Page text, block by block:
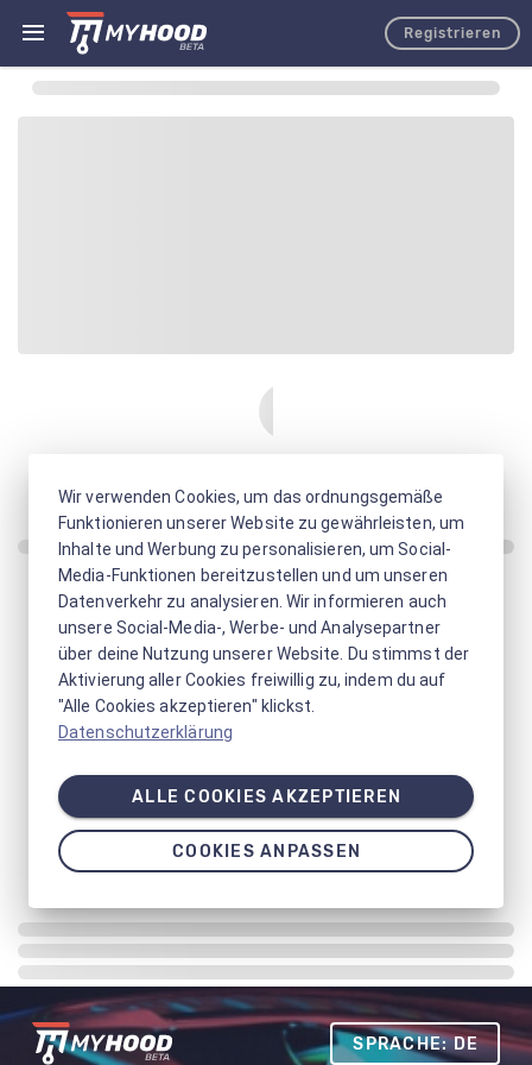
Registrieren
SPRACHE: DE
Wir verwenden Cookies, um das ordnungsgemäße
Funktionieren unserer Website zu gewährleisten, um
Inhalte und Werbung zu personalisieren, um Social-
Media-Funktionen bereitzustellen und um unseren
Datenverkehr zu analysieren. Wir informieren auch
unsere Social-Media-, Werbe- und Analysepartner
über deine Nutzung unserer Website. Du stimmst der
Aktivierung aller Cookies freiwillig zu, indem du auf
"Alle Cookies akzeptieren" klickst.
Datenschutzerklärung
ALLE COOKIES AKZEPTIEREN
COOKIES ANPASSEN